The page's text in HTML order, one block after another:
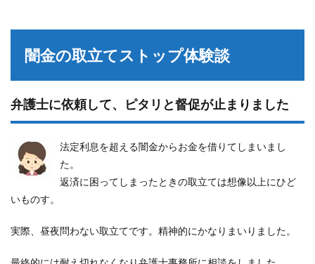
闇金の取立てストップ体験談
弁護士に依頼して、ピタリと督促が止まりました
法定利息を超える闇金からお金を借りてしまいまし
た。
返済に困ってしまったときの取立ては想像以上にひど
いものす。
実際、昼夜問わない取立てです。精神的にかなりまいりました。